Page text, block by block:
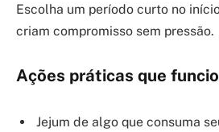
Escolha um período curto no
criam compromisso sem pressão.
Ações práticas que
Jejum de algo que consuma